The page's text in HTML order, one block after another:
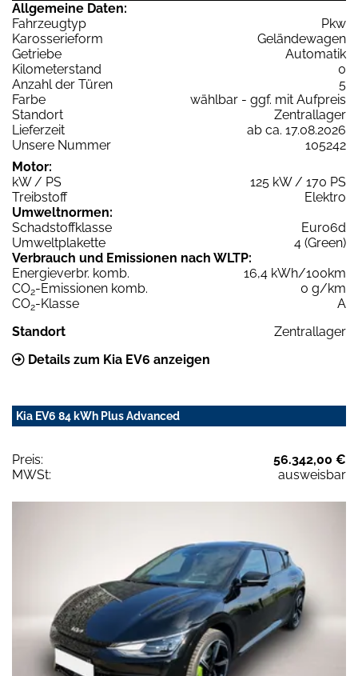
Allgemeine Daten:
Fahrzeugtyp
Pkw
Karosserieform
Geländewagen
Getriebe
Automatik
Kilometerstand
0
Anzahl der Türen
5
Farbe
wählbar - ggf. mit Aufpreis
Standort
Zentrallager
Lieferzeit
ab ca. 17.08.2026
Unsere Nummer
105242
Motor:
kW / PS
125 kW / 170 PS
Treibstoff
Elektro
Umweltnormen:
Schadstoffklasse
Euro6d
Umweltplakette
4 (Green)
Verbrauch und Emissionen nach WLTP:
Energieverbr. komb.
16,4 kWh/100km
CO2-Emissionen komb.
0 g/km
CO2-Klasse
A
Standort
Zentrallager
Details zum Kia EV6 anzeigen
Kia EV6 84 kWh Plus Advanced
Preis:
56.342,00 €
MWSt:
ausweisbar